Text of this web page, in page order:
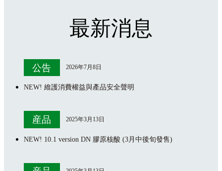
最新消息
公告 2026年7月8日
NEW! 維護消費權益與產品安全聲明
産品 2025年3月13日
NEW! 10.1 version DN 膠原核酸 (3月中後旬發售)